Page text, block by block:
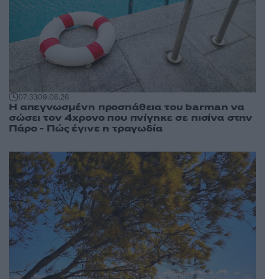
07:3309.08.26
Η απεγνωσμένη προσπάθεια του barman να
σώσει τον 4χρονο που πνίγηκε σε πισίνα στην
Πάρο - Πώς έγινε η τραγωδία